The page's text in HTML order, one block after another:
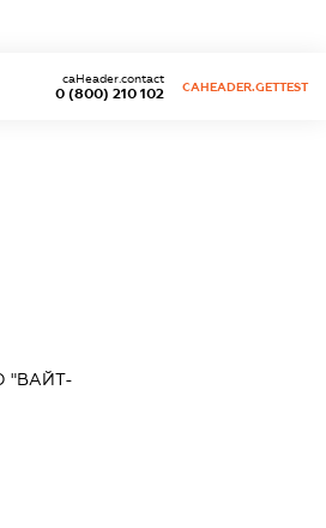
0 (800) 210 102
caHeader.contact
CAHEADER.GETTEST
"ВАЙТ-